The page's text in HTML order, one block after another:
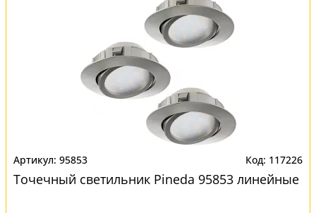
95853 117226
Точечный светильник Pineda 95853 линейные